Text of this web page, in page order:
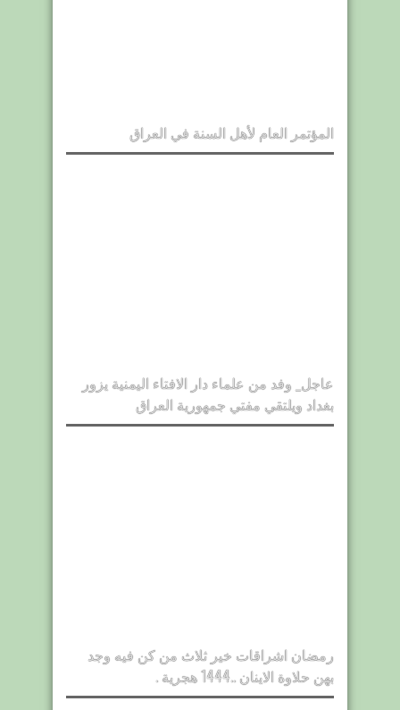
المؤتمر العام لأهل السنة في العراق
عاجل_ وفد من علماء دار الافتاء اليمنية يزور
بغداد ويلتقي مفتي جمهورية العراق
رمضان اشراقات خير ثلاث من كن فيه وجد
بهن حلاوة الاينان ..1444 هجرية .